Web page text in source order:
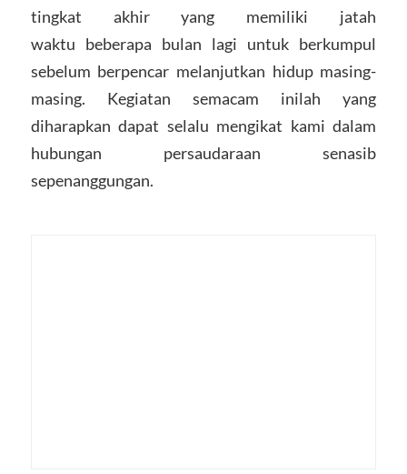
tingkat akhir yang memiliki jatah
waktu beberapa bulan lagi untuk berkumpul
sebelum berpencar melanjutkan hidup masing-
masing. Kegiatan semacam inilah yang
diharapkan dapat selalu mengikat kami dalam
hubungan persaudaraan senasib
sepenanggungan.